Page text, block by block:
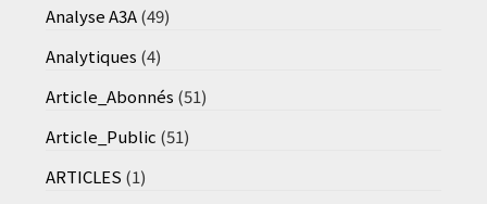
Analyse A3A(49)
Analytiques (4)
Article_Abonnés (51)
Article_Public (51)
ARTICLES (1)